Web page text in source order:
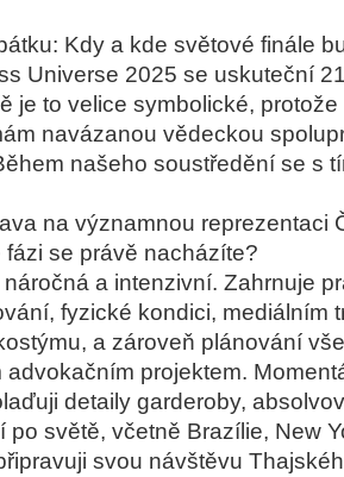
Kdy a kde světové finále
Universe 2025 se uskuteční
je to velice symbolické,
navázanou vědeckou
našeho soustředění se s
na významnou reprezentaci
se právě nacházíte?
a intenzivní. Zahrnuje
fyzické kondici, mediálním
a zároveň plánování
projektem.
detaily garderoby,
po světě, včetně Brazílie, New
svou návštěvu